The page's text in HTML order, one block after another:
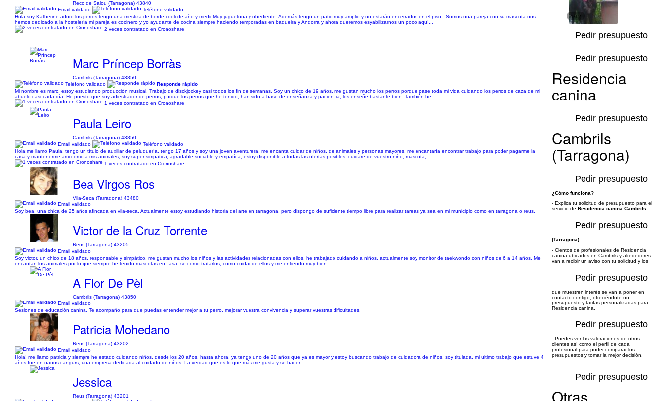
Reco de Salou (Tarragona) 43840
Email validado
Teléfono validado
Hola soy Katherine adoro los perros tengo una mestiza de borde cooli de año y medii Muy juguetona y obediente. Además tengo un patio muy amplio y no estarán encerrados en el piso . Somos una pareja con su mascota nos
hemos dedicado a la hostelería mi pareja es cocinero y yo ayudante de cocina siempre haciendo temporadas en baqueira y Andorra y ahora queremos esyabilizarnos un poco aquí...
2 veces contratado en Cronoshare
1/12
Pedir presupuesto
Marc Príncep Borràs
Cambrils (Tarragona) 43850
Teléfono validado
Responde rápido
Mi nombre es marc, estoy estudiando producción musical. Trabajo de disckjockey casi todos los fin de semanas. Soy un chico de 19 años, me gustan mucho los perros porque pase toda mi vida cuidando los perros de caza de mi
abuelo casi cada día. He puesto que soy adiestrador de perros, porque los perros que he tenido, han sido a base de enseñanza y paciencia, los enseñe bastante bien. También he...
1 veces contratado en Cronoshare
Pedir presupuesto
Paula Leiro
Cambrils (Tarragona) 43850
Email validado
Teléfono validado
Hola,me llamo Paula, tengo un título de auxiliar de peluquería, tengo 17 años y soy una joven aventurera, me encanta cuidar de niños, de animales y personas mayores, me encantaría encontrar trabajo para poder pagarme la
casa y mantenerme ami como a mis animales, soy super simpatica, agradable sociable y empatíca, estoy disponible a todas las ofertas posibles, cuidare de vuestro niño, mascota,...
1 veces contratado en Cronoshare
Pedir presupuesto
Bea Virgos Ros
Vila-Seca (Tarragona) 43480
Email validado
Soy bea, una chica de 25 años afincada en vila-seca. Actualmente estoy estudiando historia del arte en tarragona, pero dispongo de suficiente tiempo libre para realizar tareas ya sea en mi municipio como en tarragona o reus.
Pedir presupuesto
Victor de la Cruz Torrente
Reus (Tarragona) 43205
Email validado
Soy victor, un chico de 18 años, responsable y simpàtico, me gustan mucho los niños y las actividades relacionadas con ellos, he trabajado cuidando a niños, actualmente soy monitor de taekwondo con niños de 6 a 14 años. Me
encantan los animales por lo que siempre he tenido mascotas en casa, se como tratarlos, como cuidar de ellos y me entiendo muy bien.
Pedir presupuesto
A Flor De Pèl
Cambrils (Tarragona) 43850
Email validado
Sesiones de educación canina. Te acompaño para que puedas entender mejor a tu perro, mejorar vuestra convivencia y superar vuestras dificultades.
Pedir presupuesto
Patricia Mohedano
Reus (Tarragona) 43202
Email validado
Hola! me llamo patricia y siempre he estado cuidando niños, desde los 20 años, hasta ahora, ya tengo uno de 20 años que ya es mayor y estoy buscando trabajo de cuidadora de niños, soy titulada, mi ultimo trabajo que estuve 4
años fue en nanos cangurs, una empresa dedicada al cuidado de niños. La verdad que es lo que más me gusta y se hacer.
Pedir presupuesto
Jessica
Reus (Tarragona) 43201
Pedir presupuesto
Residencia
canina
Cambrils
(Tarragona)
¿Cómo funciona?
- Explica tu solicitud de presupuesto para el
servicio de Residencia canina Cambrils
(Tarragona)
- Cientos de profesionales de Residencia
canina ubicados en Cambrils y alrededores
van a recibir un aviso con tu solicitud y los
que muestren interés se van a poner en
contacto contigo, ofreciéndote un
presupuesto y tarifas personalizadas para
Residencia canina.
- Puedes ver las valoraciones de otros
clientes así como el perfil de cada
profesional para poder comparar los
presupuestos y tomar la mejor decisión.
Otras